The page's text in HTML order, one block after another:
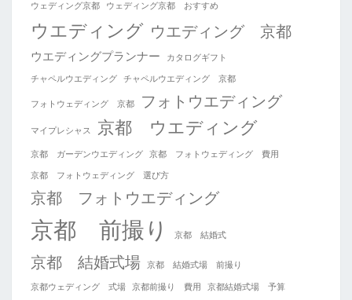
ウェディング京都 ウェディング京都 おすすめ
ウエディング ウエディング 京都
ウエディングプランナー カタログギフト
チャペルウエディング チャペルウエディング 京都
フォトウェディング 京都 フォトウエディング
マイプレシャス 京都 ウエディング
京都 ガーデンウエディング 京都 フォトウェディング 費用
京都 フォトウェディング 選び方
京都 フォトウエディング
京都 前撮り 京都 結婚式
京都 結婚式場 京都 結婚式場 前撮り
京都ウェディング 式場 京都前撮り 費用 京都結婚式場 予算